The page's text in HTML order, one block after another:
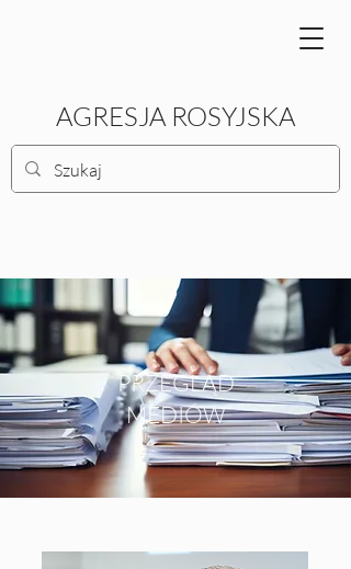
AGRESJA ROSYJSKA
PRZEGLĄD
MEDIÓW